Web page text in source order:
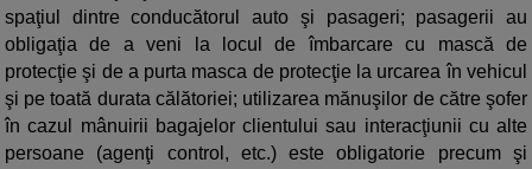
spaţiul dintre conducătorul auto şi pasageri; pasagerii au
obligaţia de a veni la locul de îmbarcare cu mască de
protecţie şi de a purta masca de protecţie la urcarea în vehicul
şi pe toată durata călătoriei; utilizarea mănuşilor de către şofer
în cazul mânuirii bagajelor clientului sau interacţiunii cu alte
persoane (agenţi control, etc.) este obligatorie precum şi